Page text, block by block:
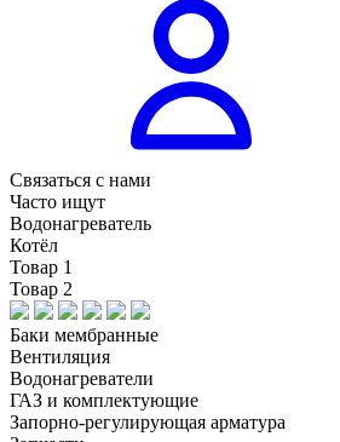
Связаться с нами
Часто ищут
Водонагреватель
Котёл
Товар 1
Товар 2
Баки мембранные
Вентиляция
Водонагреватели
ГАЗ и комплектующие
Запорно-регулирующая арматура